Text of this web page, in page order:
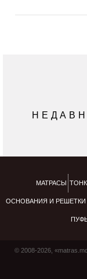
МАТРАСЫ
ОСНОВАНИЯ И РЕШЕТКИ
© 2008-2026,